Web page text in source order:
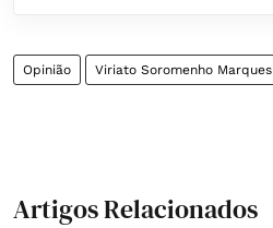
Opinião Viriato Soromenho Marques
Artigos Relacionados